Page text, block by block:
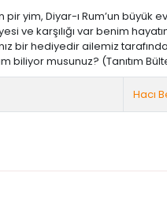
pir yim, Diyar-ı Rum’un
ve karşılığı var benim
bir hediyedir ailemiz
musunuz? (Tanıtım
Hacı